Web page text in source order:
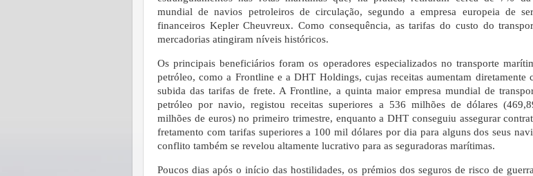
mundial de navios petroleiros de circulação, segundo a empresa europeia de
financeiros Kepler Cheuvreux. Como consequência, as tarifas do custo do
mercadorias atingiram níveis históricos.
Os principais beneficiários foram os operadores especializados no transporte
petróleo, como a Frontline e a DHT Holdings, cujas receitas aumentam diretamente
subida das tarifas de frete. A Frontline, a quinta maior empresa mundial de
petróleo por navio, registou receitas superiores a 536 milhões de dólares
milhões de euros) no primeiro trimestre, enquanto a DHT conseguiu assegurar
fretamento com tarifas superiores a 100 mil dólares por dia para alguns dos seus
conflito também se revelou altamente lucrativo para as seguradoras marítimas.
Poucos dias após o início das hostilidades, os prémios dos seguros de risco de